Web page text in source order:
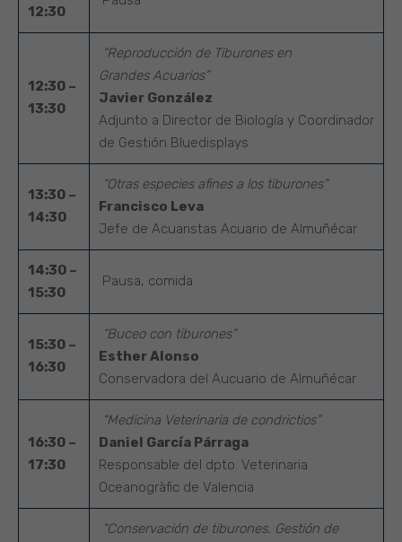
12:30
12:30 –
13:30
“Reproducción de Tiburones en
Grandes Acuarios”
Javier González
Adjunto a Director de Biología y Coordinador
de Gestión Bluedisplays
13:30 –
14:30
“Otras especies afines a los tiburones”
Francisco Leva
Jefe de Acuaristas Acuario de Almuñécar
14:30 –
15:30
Pausa, comida
15:30 –
16:30
“Buceo con tiburones”
Esther Alonso
Conservadora del Aucuario de Almuñécar
16:30 –
17:30
“Medicina Veterinaria de condrictios”
Daniel García Párraga
Responsable del dpto. Veterinaria
Oceanogràfic de Valencia
“Conservación de tiburones. Gestión de